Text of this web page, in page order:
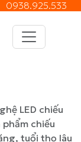
0938.925.533
LED chiếu
chiếu
tuổi thọ lâu